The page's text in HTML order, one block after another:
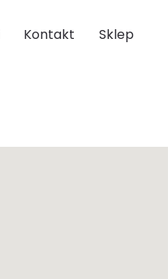
Kontakt Sklep